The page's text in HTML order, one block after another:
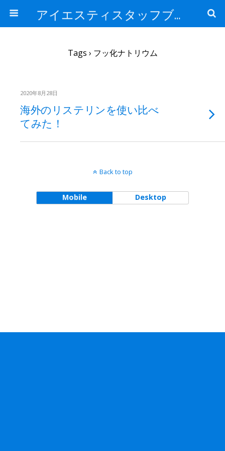
アイエスティスタッフブログ
Tags › フッ化ナトリウム
2020年8月28日
海外のリステリンを使い比べ
てみた！
Back to top
Mobile Desktop